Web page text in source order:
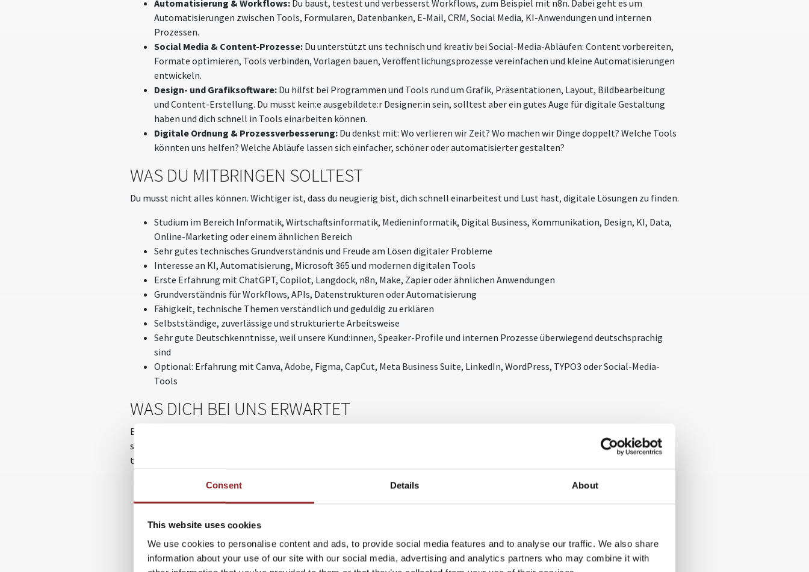
Consent Details About
This website uses cookies
We use cookies to personalise content and ads, to provide social media features and to analyse our traffic. We also share
information about your use of our site with our social media, advertising and analytics partners who may combine it with
Automatisierung & Workflows: Du baust, testest und verbesserst Workflows, zum Beispiel mit n8n. Dabei geht es um
Automatisierungen zwischen Tools, Formularen, Datenbanken, E-Mail, CRM, Social Media, KI-Anwendungen und internen
Prozessen.
Social Media & Content-Prozesse: Du unterstützt uns technisch und kreativ bei Social-Media-Abläufen: Content vorbereiten,
Formate optimieren, Tools verbinden, Vorlagen bauen, Veröffentlichungsprozesse vereinfachen und kleine Automatisierungen
entwickeln.
Design- und Grafiksoftware: Du hilfst bei Programmen und Tools rund um Grafik, Präsentationen, Layout, Bildbearbeitung
und Content-Erstellung. Du musst kein:e ausgebildete:r Designer:in sein, solltest aber ein gutes Auge für digitale Gestaltung
haben und dich schnell in Tools einarbeiten können.
Digitale Ordnung & Prozessverbesserung: Du denkst mit: Wo verlieren wir Zeit? Wo machen wir Dinge doppelt? Welche Tools
könnten uns helfen? Welche Abläufe lassen sich einfacher, schöner oder automatisierter gestalten?
WAS DU MITBRINGEN SOLLTEST
Du musst nicht alles können. Wichtiger ist, dass du neugierig bist, dich schnell einarbeitest und Lust hast, digitale Lösungen zu finden.
Studium im Bereich Informatik, Wirtschaftsinformatik, Medieninformatik, Digital Business, Kommunikation, Design, KI, Data,
Online-Marketing oder einem ähnlichen Bereich
Sehr gutes technisches Grundverständnis und Freude am Lösen digitaler Probleme
Interesse an KI, Automatisierung, Microsoft 365 und modernen digitalen Tools
Erste Erfahrung mit ChatGPT, Copilot, Langdock, n8n, Make, Zapier oder ähnlichen Anwendungen
Grundverständnis für Workflows, APIs, Datenstrukturen oder Automatisierung
Fähigkeit, technische Themen verständlich und geduldig zu erklären
Selbstständige, zuverlässige und strukturierte Arbeitsweise
Sehr gute Deutschkenntnisse, weil unsere Kund:innen, Speaker-Profile und internen Prozesse überwiegend deutschsprachig
sind
Optional: Erfahrung mit Canva, Adobe, Figma, CapCut, Meta Business Suite, LinkedIn, WordPress, TYPO3 oder Social-Media-
Tools
WAS DICH BEI UNS ERWARTET
Bei uns arbeitest du in einem Umfeld, in dem es um Menschen, Ideen, Inspiration und Zukunftsthemen geht. Wir haben täglich mit
spannenden Persönlichkeiten aus Wirtschaft, Wissenschaft, Sport, Medien, Motivation, Digitalisierung und Künstlicher Intelligenz zu
tun.
100 % remote – du kannst von überall auf der Welt arbeiten
Viel Raum für eigene Ideen und praktische Lösungen
Direkte Einblicke in eine etablierte Redneragentur
Arbeit an echten Projekten statt künstlicher Übungsaufgaben